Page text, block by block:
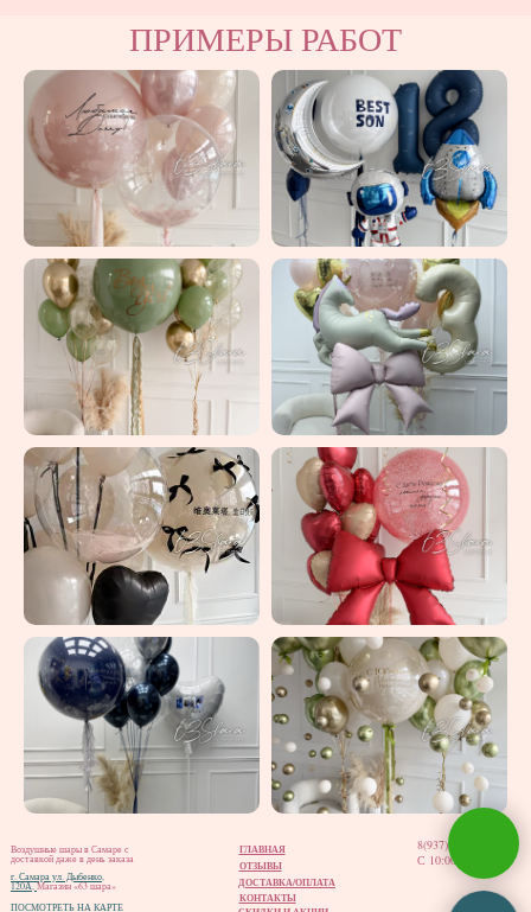
ПРИМЕРЫ РАБОТ
ОТЗЫВЫ
ГЛАВНАЯ
ДОСТАВКА/ОПЛАТА
КОНТАКТЫ
8(937)202-02-12
С 10:00 до 20:00
Воздушные шары в Самаре с
доставкой даже в день заказа
г. Самара ул. Дыбенко,
120А,Магазин «63 шара»
ПОСМОТРЕТЬ НА КАРТЕ